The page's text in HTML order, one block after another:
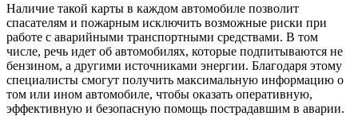
Наличие такой карты в каждом автомобиле позволит
спасателям и пожарным исключить возможные риски при
работе с аварийными транспортными средствами. В том
числе, речь идет об автомобилях, которые подпитываются не
бензином, а другими источниками энергии. Благодаря этому
специалисты смогут получить максимальную информацию о
том или ином автомобиле, чтобы оказать оперативную,
эффективную и безопасную помощь пострадавшим в аварии.